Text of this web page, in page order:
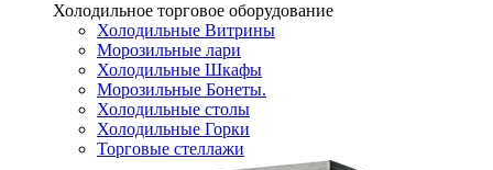
Холодильное торговое оборудование
Холодильные Витрины
Морозильные лари
Холодильные Шкафы
Морозильные Бонеты.
Холодильные столы
Холодильные Горки
Торговые стеллажи